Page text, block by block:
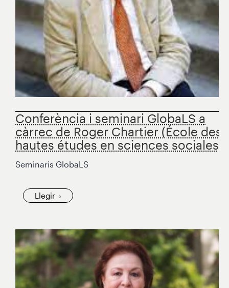
Conferència i seminari GlobaLS a
càrrec de Roger Chartier (École des
hautes études en sciences sociales)
Seminaris GlobaLS
Llegir